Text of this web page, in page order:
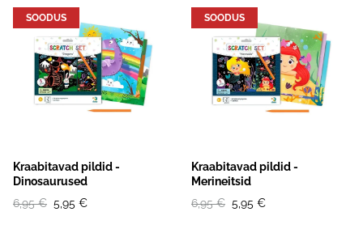
SOODUS
Kraabitavad pildid -
Dinosaurused
6,95 € 5,95 €
SOODUS
Kraabitavad pildid -
Merineitsid
6,95 € 5,95 €